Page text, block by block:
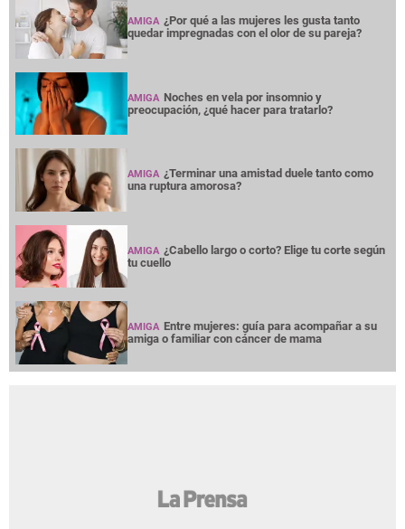
AMIGA ¿Por qué a las mujeres les gusta tanto
quedar impregnadas con el olor de su pareja?
AMIGA Noches en vela por insomnio y
preocupación, ¿qué hacer para tratarlo?
AMIGA ¿Terminar una amistad duele tanto como
una ruptura amorosa?
AMIGA ¿Cabello largo o corto? Elige tu corte según
tu cuello
AMIGA Entre mujeres: guía para acompañar a su
amiga o familiar con cáncer de mama